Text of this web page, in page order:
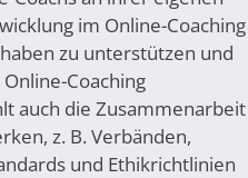
im Online-Coaching
zu unterstützen und
Coaching
auch die Zusammenarbeit
z. B. Verbänden,
und Ethikrichtlinien